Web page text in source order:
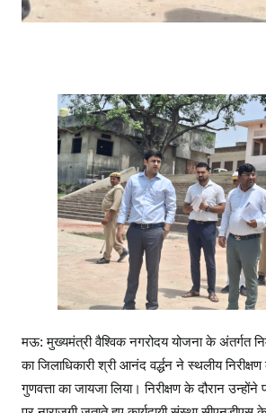
मऊ: मुख्यमंत्री वैश्विक नगरोदय योजना के अंतर्गत
का जिलाधिकारी श्री आनंद वर्द्धन ने स्थलीय
गुणवत्ता का जायजा लिया। निरीक्षण के दौरान उन्होंने